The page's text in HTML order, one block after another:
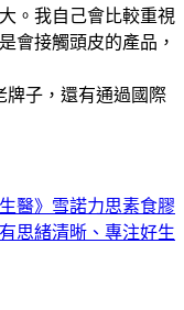
。我自己會比較重視
會接觸頭皮的產品，
牌子，還有通過國際
醫》雪諾力思素食膠
思緒清晰、專注好生